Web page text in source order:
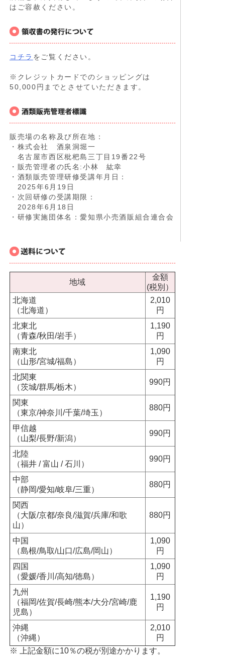
はご容赦ください。
コチラ をご覧ください。
※クレジットカードでのショッピングは
50,000円までとさせていただきます。
販売場の名称及び所在地：
・株式会社 酒泉洞堀一
名古屋市西区枇杷島三丁目19番22号
・販売管理者の氏名:小林 紘幸
・酒類販売管理研修受講年月日：
2025年6月19日
・次回研修の受講期限：
2028年6月18日
・研修実施団体名：愛知県小売酒販組合連合会
地域
金額
(税別）
北海道
（北海道）
2,010
円
北東北
（青森/秋田/岩手）
1,190
円
南東北
（山形/宮城/福島）
1,090
円
北関東
（茨城/群馬/栃木）
990円
関東
（東京/神奈川/千葉/埼玉）
880円
甲信越
（山梨/長野/新潟）
990円
北陸
（福井 / 富山 / 石川）
990円
中部
（静岡/愛知/岐阜/三重）
880円
関西
（大阪/京都/奈良/滋賀/兵庫/和歌
山）
880円
中国
（島根/鳥取/山口/広島/岡山）
1,090
円
四国
（愛媛/香川/高知/徳島）
1,090
円
九州
（福岡/佐賀/長崎/熊本/大分/宮崎/鹿
児島）
1,190
円
沖縄
（沖縄）
2,010
円
※ 上記金額に10％の税が別途かかります。